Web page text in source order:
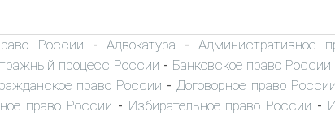
России - Адвокатура -Административное
процесс России - Банковское право России
право России - Договорное право России
право России - Избирательное право России -